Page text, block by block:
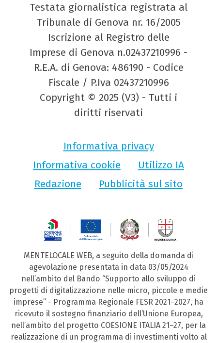
Testata giornalistica registrata al
Tribunale di Genova nr. 16/2005
Iscrizione al Registro delle
Imprese di Genova n.02437210996 -
R.E.A. di Genova: 486190 - Codice
Fiscale / P.Iva 02437210996
Copyright © 2025 (V3) - Tutti i
diritti riservati
Informativa privacy
Informativa cookie
Utilizzo IA
Redazione
Pubblicità sul sito
MENTELOCALE WEB, a seguito della domanda di
agevolazione presentata in data 03/05/2024
nell’ambito del Bando “Supporto allo sviluppo di
progetti di digitalizzazione nelle micro, piccole e medie
imprese” - Programma Regionale FESR 2021–2027, ha
ricevuto il sostegno finanziario dell’Unione Europea,
nell’ambito del progetto COESIONE ITALIA 21–27, per la
realizzazione di un programma di investimenti volto al